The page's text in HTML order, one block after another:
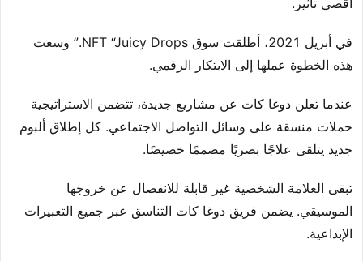
أقصى تأثير.
في أبريل 2021، أطلقت سوق NFT “Juicy Drops.” وسعت
هذه الخطوة عملها إلى الابتكار الرقمي.
عندما تعلن دوغا كات عن مشاريع جديدة، تتضمن الاستراتيجية
حملات منسقة على وسائل التواصل الاجتماعي. كل إطلاق ألبوم
جديد يتلقى علاجًا بصريًا مصممًا خصيصًا.
تبقى العلامة الشخصية غير قابلة للانفصال عن خروجها
الموسيقي. يضمن فريق دوغا كات التناسق عبر جميع التعبيرات
الإبداعية.